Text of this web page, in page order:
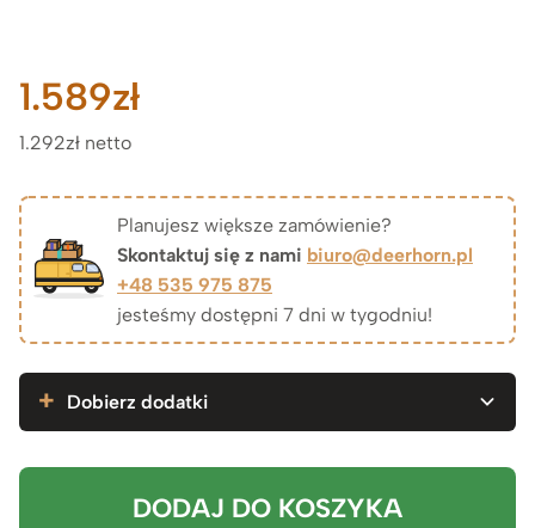
1.589zł
1.292zł netto
Planujesz większe zamówienie?
Skontaktuj się z nami biuro@deerhorn.pl
+48 535 975 875
jesteśmy dostępni 7 dni w tygodniu!
Dobierz dodatki
DODAJ DO KOSZYKA